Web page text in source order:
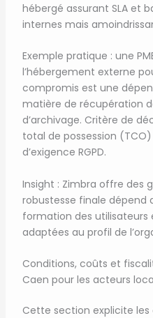
hébergé assurant SLA et
internes mais
Exemple pratique : une
l’hébergement externe
compromis est une
matière de récupération
d’archivage. Critère de
total de possession
d’exigence RGPD.
Insight : Zimbra offre des
robustesse finale dépend
formation des utilisateurs
adaptées au profil de
Conditions, coûts et
Caen pour les acteurs
Cette section explicite